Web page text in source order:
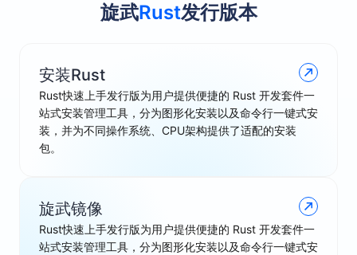
旋武Rust发行版本
安装Rust
Rust快速上手发行版为用户提供便捷的 Rust 开发套件一
站式安装管理工具，分为图形化安装以及命令行一键式安
装，并为不同操作系统、CPU架构提供了适配的安装
包。
旋武镜像
Rust快速上手发行版为用户提供便捷的 Rust 开发套件一
站式安装管理工具，分为图形化安装以及命令行一键式安